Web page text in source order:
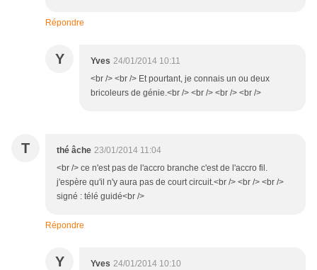
Répondre
Y Yves 24/01/2014 10:11
<br /> <br /> Et pourtant, je connais un ou deux
bricoleurs de génie.<br /> <br /> <br /> <br />
T thé âche 23/01/2014 11:04
<br /> ce n'est pas de l'accro branche c'est de l'accro fil.
j'espère qu'il n'y aura pas de court circuit.<br /> <br /> <br />
signé : télé guidé<br />
Répondre
Y Yves 24/01/2014 10:10